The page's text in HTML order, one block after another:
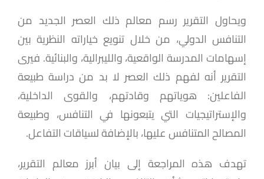
ويحاول التقرير رسم معالم ذلك العصر الجديد من
التنافس الدولي، من خلال تنويع خياراته النظرية بين
إسهامات المدرسة الواقعية، والليبرالية، والبنائية. فيرى
التقرير أنه لفهم ذلك العصر لا بد من دراسة طبيعة
الفاعلين: هوياتهم وقادتهم، والقوى الداخلية،
والإستراتيجيات التي يتبعونها في التنافس، وطبيعة
المصالح المتنافس عليها، بالإضافة لسياقات التفاعل.
تهدف هذه المراجعة إلى بيان أبرز معالم التقرير،